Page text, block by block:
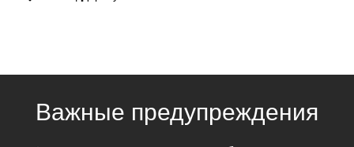
Важные предупреждения